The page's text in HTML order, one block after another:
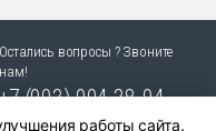
Остались вопросы ? Звоните
нам!
+7 (903) 904 38-94
г. Новосибирск, ул. Степная
работы сайта.